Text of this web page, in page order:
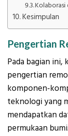
Kolaborasi
Kesimpulan
Pengertian
Pada bagian ini,
pengertian
komponen-
teknologi yang
mendapatkan
permukaan